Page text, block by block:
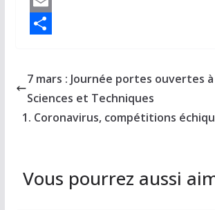
c
o
a
d
E
e
7 mars : Journée portes ouvertes
Sciences et Techniques
1. Coronavirus, compétitions
Vous pourrez aussi